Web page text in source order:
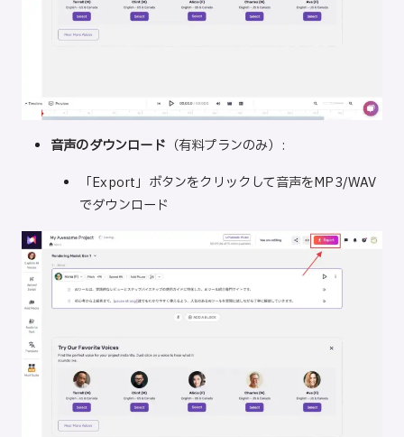
音声のダウンロード （有料プランのみ）:
「Export」ボタンをクリックして音声をMP3/WAV
でダウンロード